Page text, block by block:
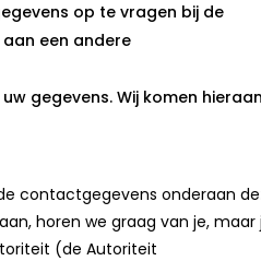
op te vragen bij de
een andere
gegevens. Wij komen hieraan
contactgegevens onderaan
horen we graag van je, maar
(de Autoriteit